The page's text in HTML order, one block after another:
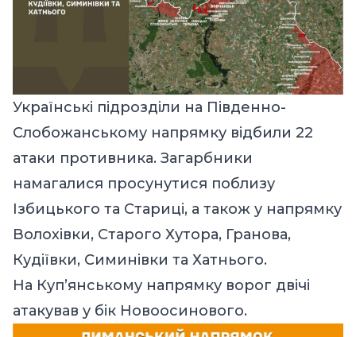
Українські підрозділи на Південно-
Слобожанському напрямку відбили 22
атаки противника. Загарбники
намагалися просунутися поблизу
Ізбицького та Стариці, а також у напрямку
Волохівки, Старого Хутора, Гранова,
Кудіївки, Симинівки та Хатнього.
На Куп’янському напрямку ворог двічі
атакував у бік Новоосинового.